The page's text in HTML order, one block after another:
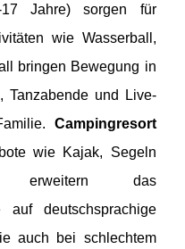
17 Jahre) sorgen für
wie Wasserball,
bringen Bewegung in
Tanzabende und Live-
Campingresort
wie Kajak, Segeln
erweitern das
auf deutschsprachige
auch bei schlechtem